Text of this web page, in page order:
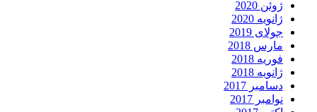
ژوئن 2020
ژانویه 2020
جولای 2019
مارس 2018
فوریه 2018
ژانویه 2018
دسامبر 2017
نوامبر 2017